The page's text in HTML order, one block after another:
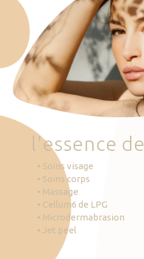
Soins
Je veux faire un bon cadeau
Plan d’accès
Prendre RDV
'essence de
• Soins visage
• Soins corps
• Massage
• Cellum6 de LPG
• Microdermabrasion
• Jet peel